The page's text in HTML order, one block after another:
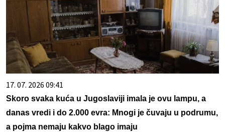
17. 07. 2026 09:41
Skoro svaka kuća u Jugoslaviji imala je ovu lampu, a
danas vredi i do 2.000 evra: Mnogi je čuvaju u podrumu,
a pojma nemaju kakvo blago imaju